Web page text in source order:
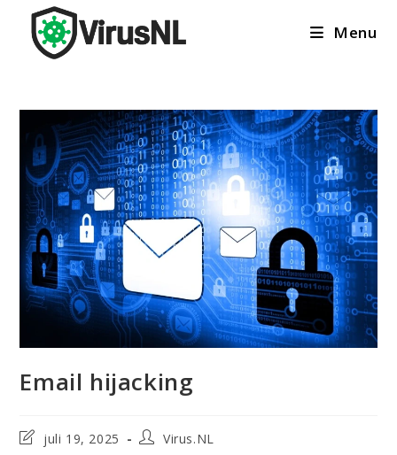
inhoud
Menu
Email hijacking
Laatstejuli 19, 2025
BerichtVirus.NL